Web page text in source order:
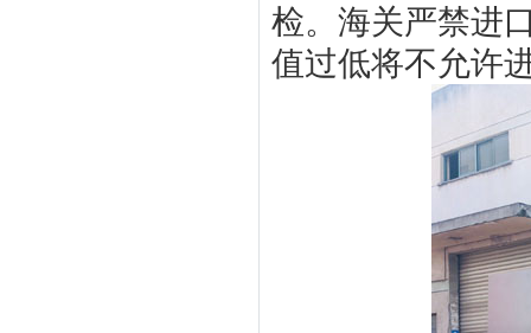
检。海关严禁进
值过低将不允许